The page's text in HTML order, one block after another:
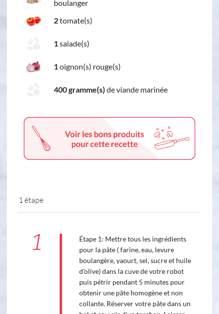
boulanger
2tomate(s)
1salade(s)
1oignon(s) rouge(s)
400 gramme(s) de viande marinée
1 étape
1
Étape 1: Mettre tous les ingrédients
pour la pâte ( farine, eau, levure
boulangère, yaourt, sel, sucre et huile
d'olive) dans la cuve de votre robot
puis pétrir pendant 5 minutes pour
obtenir une pâte homogène et non
collante. Réserver votre pâte dans un